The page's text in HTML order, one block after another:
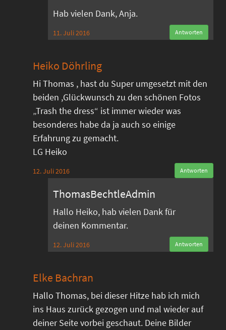
Hab vielen Dank, Anja.
11. Juli 2016 Antworten
Heiko Döhrling
Hi Thomas , hast du Super umgesetzt mit den
beiden ,Glückwunsch zu den schönen Fotos
„Trash the dress“ ist immer wieder was
besonderes habe da ja auch so einige
Erfahrung zu gemacht.
LG Heiko
12. Juli 2016 Antworten
ThomasBechtleAdmin
Hallo Heiko, hab vielen Dank für
deinen Kommentar.
12. Juli 2016 Antworten
Elke Bachran
Hallo Thomas, bei dieser Hitze hab ich mich
ins Haus zurück gezogen und mal wieder auf
deiner Seite vorbei geschaut. Deine Bilder